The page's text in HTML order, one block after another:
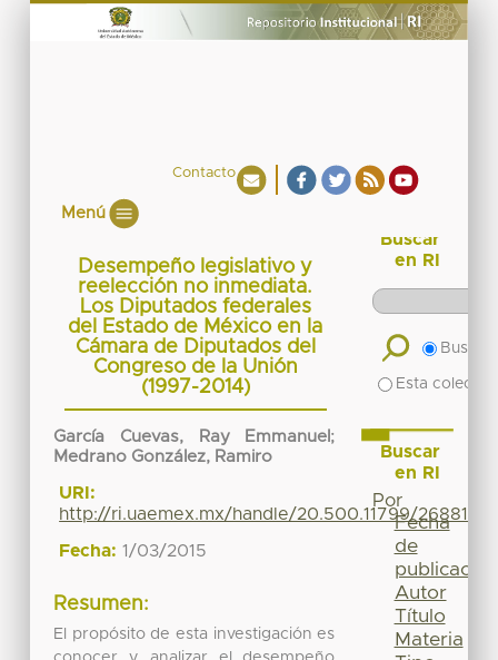
Contacto
Menú
Desempeño legislativo y
reelección no inmediata.
Los Diputados federales
del Estado de México en la
Cámara de Diputados del
Congreso de la Unión
(1997-2014)
García Cuevas, Ray Emmanuel ;
Medrano González, Ramiro
URI:
http://ri.uaemex.mx/handle/20.500.11799/26881
Fecha: 1/03/2015
Resumen:
El propósito de esta investigación es
Buscar
en RI
Buscar
Esta
Buscar
en RI
Por
Fecha
de
publicación
Autor
Título
Materia